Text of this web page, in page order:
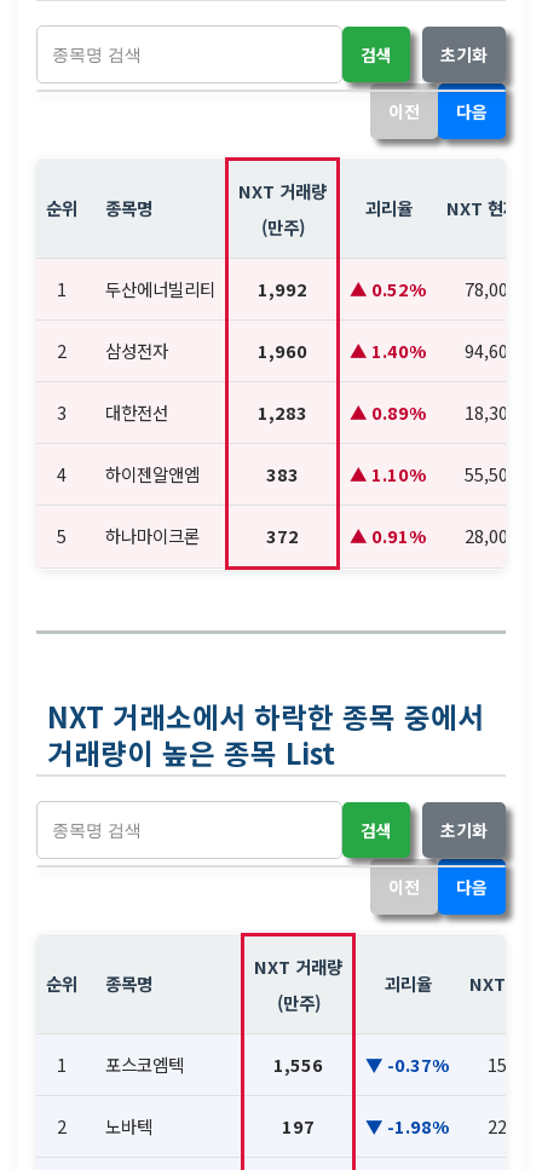
검색 초기화
이전 다음
순위 종목명
NXT 거래량
(만주)
괴리율 NXT 현재가
1 두산에너빌리티 1,992 0.52% 78,000
2 삼성전자 1,960 1.40% 94,600
3 대한전선 1,283 0.89% 18,300
4 하이젠알앤엠 383 1.10% 55,500
5 하나마이크론 372 0.91% 28,000
NXT 거래소에서 하락한 종목 중에서
거래량이 높은 종목 List
검색 초기화
이전 다음
순위 종목명
NXT 거래량
(만주)
괴리율 NXT 현
1 포스코엠텍 1,556 -0.37% 15,770
2 노바텍 197 -1.98% 22,250